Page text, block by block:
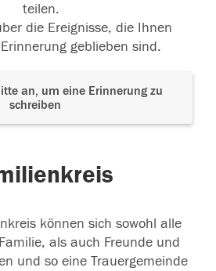
teilen.
die Ereignisse, die Ihnen
geblieben sind.
an, um eine Erinnerung zu
schreiben
können sich sowohl alle
als auch Freunde und
und so eine Trauergemeinde